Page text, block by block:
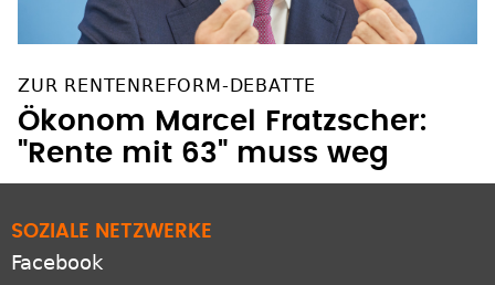
ZUR RENTENREFORM-DEBATTE
Ökonom Marcel Fratzscher:
"Rente mit 63" muss weg
SOZIALE NETZWERKE
Facebook